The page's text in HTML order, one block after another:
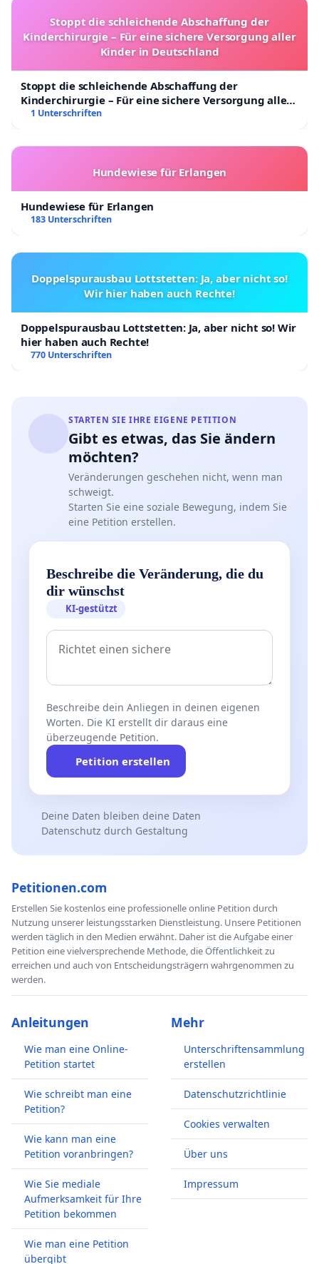
Stoppt die schleichende Abschaffung der
Kinderchirurgie – Für eine sichere Versorgung aller
Kinder in Deutschland
Stoppt die schleichende Abschaffung der
Kinderchirurgie – Für eine sichere Versorgung aller
Kinder in Deutschland
1 Unterschriften
Hundewiese für Erlangen
Hundewiese für Erlangen
183 Unterschriften
Doppelspurausbau Lottstetten: Ja, aber nicht so!
Wir hier haben auch Rechte!
Doppelspurausbau Lottstetten: Ja, aber nicht so! Wir
hier haben auch Rechte!
770 Unterschriften
STARTEN SIE IHRE EIGENE PETITION
Gibt es etwas, das Sie ändern
möchten?
Veränderungen geschehen nicht, wenn man
schweigt.
Starten Sie eine soziale Bewegung, indem Sie
eine Petition erstellen.
Beschreibe die Veränderung, die du
dir wünschst
KI-gestützt
Beschreibe dein Anliegen in deinen eigenen
Worten. Die KI erstellt dir daraus eine
überzeugende Petition.
Petition erstellen
Deine Daten bleiben deine Daten
Datenschutz durch Gestaltung
Petitionen.com
Erstellen Sie kostenlos eine professionelle online Petition durch
Nutzung unserer leistungsstarken Dienstleistung. Unsere Petitionen
werden täglich in den Medien erwähnt. Daher ist die Aufgabe einer
Petition eine vielversprechende Methode, die Öffentlichkeit zu
erreichen und auch von Entscheidungsträgern wahrgenommen zu
werden.
Anleitungen
Wie man eine Online-
Petition startet
Wie schreibt man eine
Petition?
Wie kann man eine
Petition voranbringen?
Wie Sie mediale
Aufmerksamkeit für Ihre
Petition bekommen
Wie man eine Petition
übergibt
Mehr
Unterschriftensammlung
erstellen
Datenschutzrichtlinie
Cookies verwalten
Über uns
Impressum